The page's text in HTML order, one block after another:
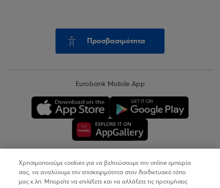
Προσβασιμότητα
Eurobank Mobile App
Copyright © 2026
Χρησιμοποιούμε cookies για να βελτιώσουμε την online εμπειρία
σας, να αναλύουμε την επισκεψιμότητα στον διαδικτυακό τόπο
μας κ.λπ. Μπορείτε να επιλέξετε και να αλλάξετε τις προτιμήσεις